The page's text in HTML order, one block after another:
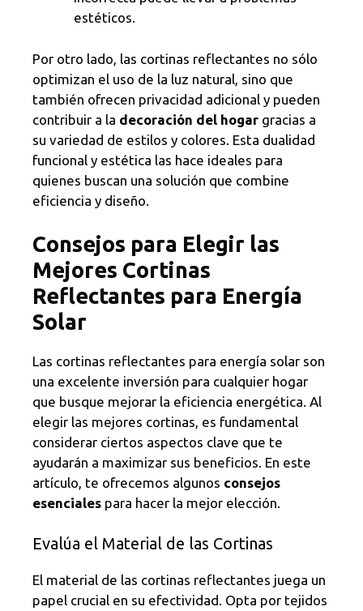
estéticos.
Por otro lado, las cortinas reflectantes no sólo
optimizan el uso de la luz natural, sino que
también ofrecen privacidad adicional y pueden
contribuir a la decoración del hogar gracias a
su variedad de estilos y colores. Esta dualidad
funcional y estética las hace ideales para
quienes buscan una solución que combine
eficiencia y diseño.
Consejos para Elegir las
Mejores Cortinas
Reflectantes para Energía
Solar
Las cortinas reflectantes para energía solar son
una excelente inversión para cualquier hogar
que busque mejorar la eficiencia energética. Al
elegir las mejores cortinas, es fundamental
considerar ciertos aspectos clave que te
ayudarán a maximizar sus beneficios. En este
artículo, te ofrecemos algunos consejos
esenciales para hacer la mejor elección.
Evalúa el Material de las Cortinas
El material de las cortinas reflectantes juega un
papel crucial en su efectividad. Opta por tejidos